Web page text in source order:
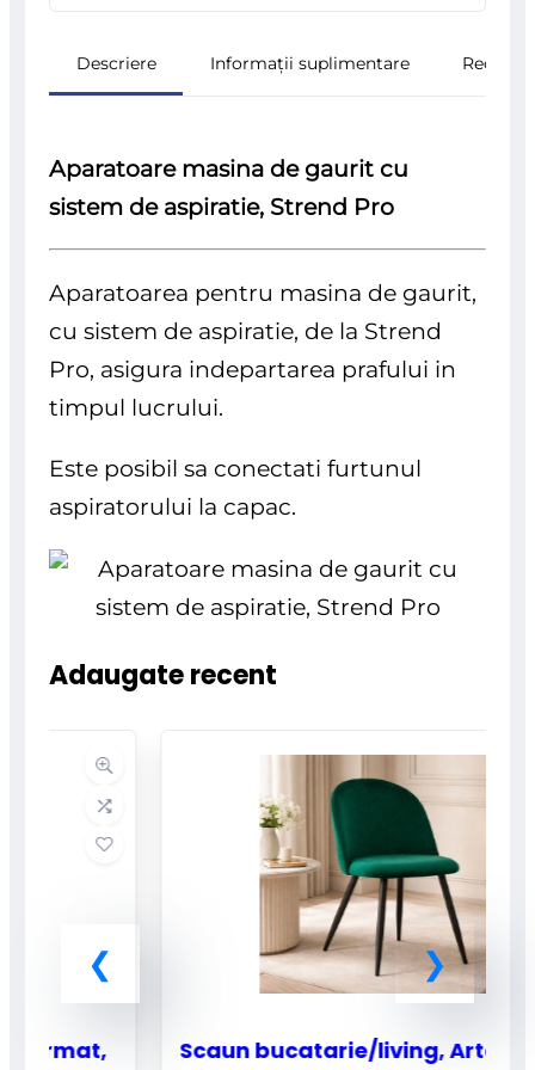
Descriere Informații suplimentare
Aparatoare masina de gaurit cu
sistem de aspiratie, Strend Pro
Aparatoarea pentru masina de gaurit,
cu sistem de aspiratie, de la Strend
Pro, asigura indepartarea prafului in
timpul lucrului.
Este posibil sa conectati furtunul
aspiratorului la capac.
Adaugate recent
Scaun bucatarie/living, Artool,